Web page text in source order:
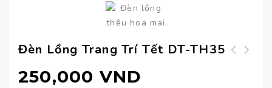
Đèn Lồng Trang Trí Tết DT-TH35
250,000 VND